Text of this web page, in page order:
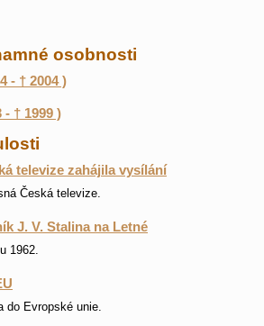
osobnosti
- † 2004 )
† 1999 )
televize zahájila vysílání
Česká televize.
J. V. Stalina na Letné
1962.
do Evropské unie.